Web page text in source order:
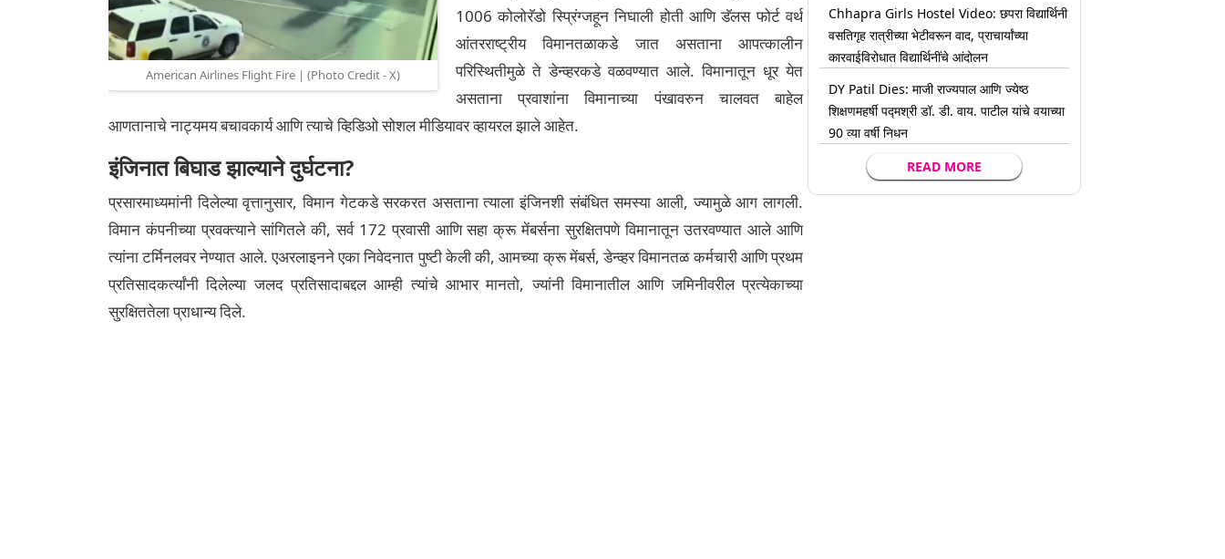
American Airlines Flight Fire | (Photo Credit - X)
1006 कोलोरॅडो स्प्रिंग्जहून निघाली होती आणि डॅलस फोर्ट वर्थ
आंतरराष्ट्रीय विमानतळाकडे जात असताना आपत्कालीन
परिस्थितीमुळे ते डेन्व्हरकडे वळवण्यात आले. विमानातून धूर येत
असताना प्रवाशांना विमानाच्या पंखावरुन चालवत बाहेल
आणतानाचे नाट्यमय बचावकार्य आणि त्याचे व्हिडिओ सोशल मीडियावर व्हायरल झाले आहेत.
इंजिनात बिघाड झाल्याने दुर्घटना?
प्रसारमाध्यमांनी दिलेल्या वृत्तानुसार, विमान गेटकडे सरकरत असताना त्याला इंजिनशी संबंधित समस्या आली, ज्यामुळे आग लागली.
विमान कंपनीच्या प्रवक्त्याने सांगितले की, सर्व 172 प्रवासी आणि सहा क्रू मेंबर्सना सुरक्षितपणे विमानातून उतरवण्यात आले आणि
त्यांना टर्मिनलवर नेण्यात आले. एअरलाइनने एका निवेदनात पुष्टी केली की, आमच्या क्रू मेंबर्स, डेन्व्हर विमानतळ कर्मचारी आणि प्रथम
प्रतिसादकर्त्यांनी दिलेल्या जलद प्रतिसादाबद्दल आम्ही त्यांचे आभार मानतो, ज्यांनी विमानातील आणि जमिनीवरील प्रत्येकाच्या
सुरक्षिततेला प्राधान्य दिले.
Chhapra Girls Hostel Video: छपरा विद्यार्थिनी
वसतिगृह रात्रीच्या भेटीवरून वाद, प्राचार्यांच्या
कारवाईविरोधात विद्यार्थिनींचे आंदोलन
DY Patil Dies: माजी राज्यपाल आणि ज्येष्ठ
शिक्षणमहर्षी पद्मश्री डॉ. डी. वाय. पाटील यांचे वयाच्या
90 व्या वर्षी निधन
READ MORE